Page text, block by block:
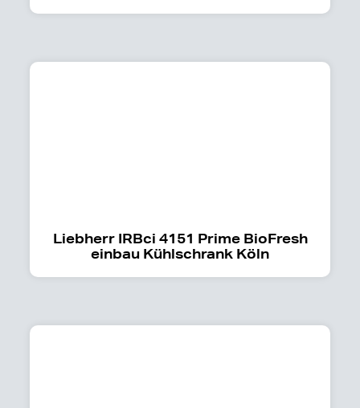
Liebherr IRBci 4151 Prime BioFresh
einbau Kühlschrank Köln